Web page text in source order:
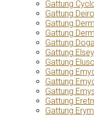
Gattung
Gattung
Gattung
Gattung
Gattung
Gattung
Gattung
Gattung
Gattung
Gattung
Gattung
Gattung